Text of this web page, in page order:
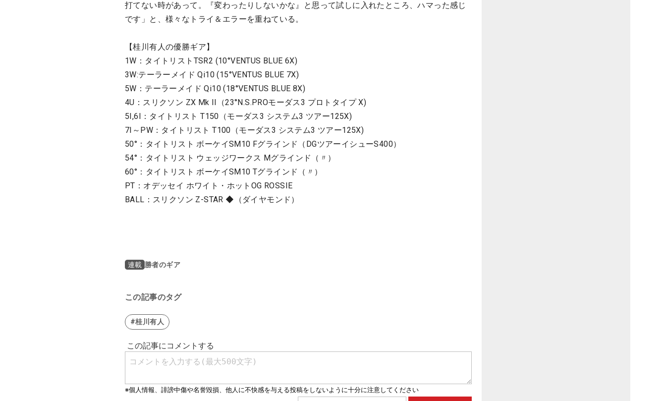
打てない時があって。『変わったりしないかな』と思って試しに入れたところ、ハマった感じ
です」と、様々なトライ＆エラーを重ねている。
【桂川有人の優勝ギア】
1W：タイトリストTSR2 (10°VENTUS BLUE 6X)
3W:テーラーメイド Qi10 (15°VENTUS BLUE 7X)
5W：テーラーメイド Qi10 (18°VENTUS BLUE 8X)
4U：スリクソン ZX Mk II（23°N.S.PROモーダス3 プロトタイプ X)
5I,6I：タイトリスト T150（モーダス3 システム3 ツアー125X)
7I～PW：タイトリスト T100（モーダス3 システム3 ツアー125X)
50°：タイトリスト ボーケイSM10 Fグラインド（DGツアーイシューS400）
54°：タイトリスト ウェッジワークス Mグラインド（〃）
60°：タイトリスト ボーケイSM10 Tグラインド（〃）
PT：オデッセイ ホワイト・ホットOG ROSSIE
BALL：スリクソン Z-STAR ◆（ダイヤモンド）
連載 勝者のギア
この記事のタグ
#桂川有人